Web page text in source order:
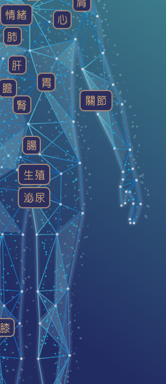
肩
心
肺
胃
肝
腎
膽
腸
泌尿
關節
膝
生殖
情緒